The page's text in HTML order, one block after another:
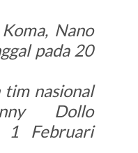
Nano
pada 20
nasional
Dollo
1 Februari